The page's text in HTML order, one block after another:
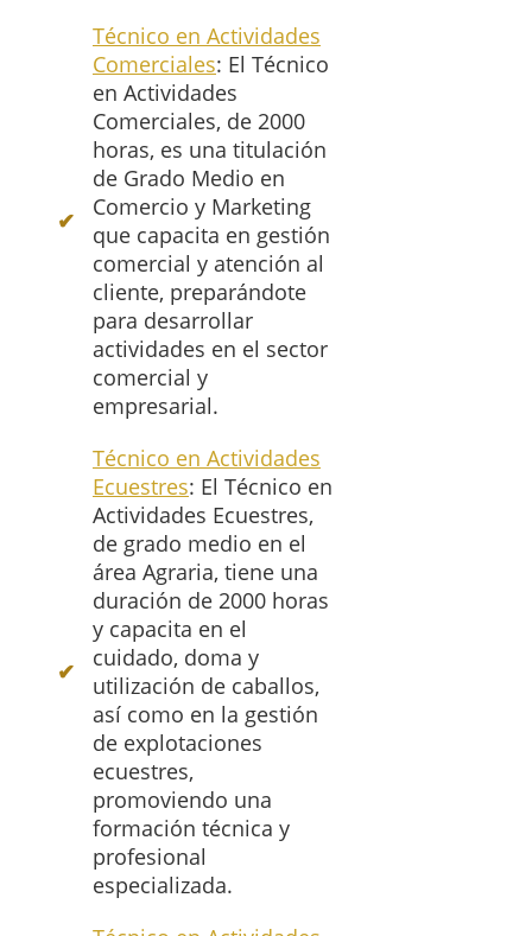
Técnico en Actividades
Comerciales: El Técnico
en Actividades
Comerciales, de 2000
horas, es una titulación
de Grado Medio en
Comercio y Marketing
que capacita en gestión
comercial y atención al
cliente, preparándote
para desarrollar
actividades en el sector
comercial y
empresarial.
Técnico en Actividades
Ecuestres: El Técnico en
Actividades Ecuestres,
de grado medio en el
área Agraria, tiene una
duración de 2000 horas
y capacita en el
cuidado, doma y
utilización de caballos,
así como en la gestión
de explotaciones
ecuestres,
promoviendo una
formación técnica y
profesional
especializada.